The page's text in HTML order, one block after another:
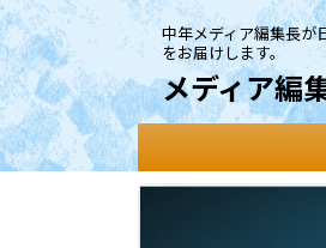
中年メディア編集長が
をお届けします。
メディア編